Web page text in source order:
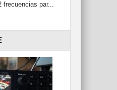
frecuencias par...